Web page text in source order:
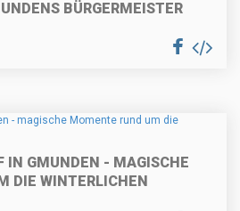
BÜRGERMEISTER
IN GMUNDEN - MAGISCHE
DIE WINTERLICHEN